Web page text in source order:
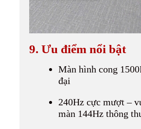
9. Ưu điểm nổi bật
Màn hình cong
đại
240Hz cực mượt –
màn 144Hz thông